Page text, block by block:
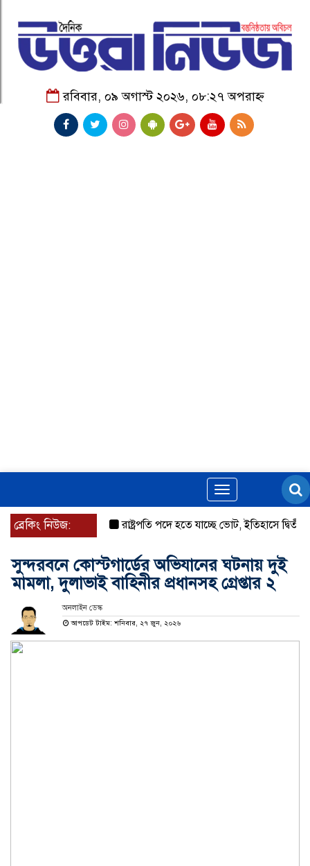
রবিবার, ০৯ অগাস্ট ২০২৬, ০৮:২৭ অপরাহ্ন
Toggle
navigation
ব্রেকিং নিউজ: রাষ্ট্রপতি পদে হতে যাচ্ছে ভোট, ইতিহাসে দ্বিতীয়বার
সুন্দরবনে কোস্টগার্ডের অভিযানের ঘটনায় দুই
মামলা, দুলাভাই বাহিনীর প্রধানসহ গ্রেপ্তার ২
অনলাইন ডেস্ক
আপডেট টাইম: শনিবার, ২৭ জুন, ২০২৬